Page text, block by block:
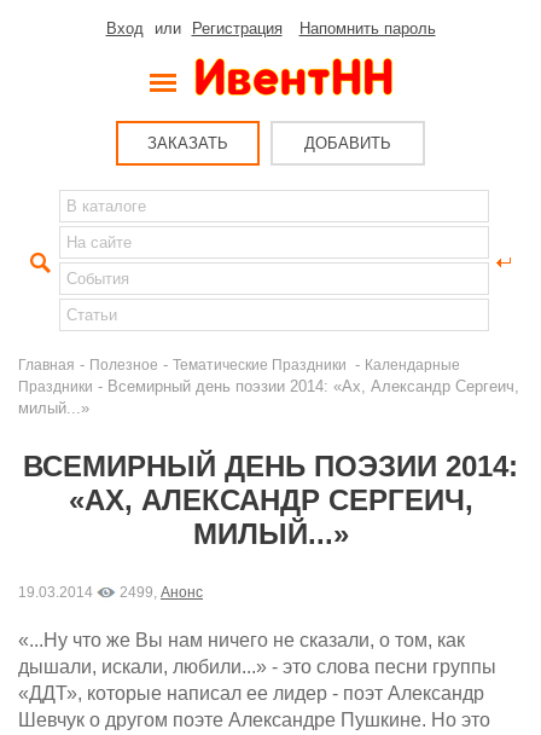
Вход или Регистрация Напомнить пароль
ЗАКАЗАТЬ ДОБАВИТЬ
Главная - Полезное - Тематические Праздники - Календарные
Праздники - Всемирный день поэзии 2014: «Ах, Александр Сергеич,
милый...»
ВСЕМИРНЫЙ ДЕНЬ ПОЭЗИИ 2014:
«АХ, АЛЕКСАНДР СЕРГЕИЧ,
МИЛЫЙ...»
19.03.2014 2499, Анонс
«...Hy что же Вы нам ничего не сказали, о том, как
дышали, искали, любили...» - это слова песни группы
«ДДТ», которые написал ее лидер - поэт Александр
Шевчук о другом поэте Александре Пушкине. Но это